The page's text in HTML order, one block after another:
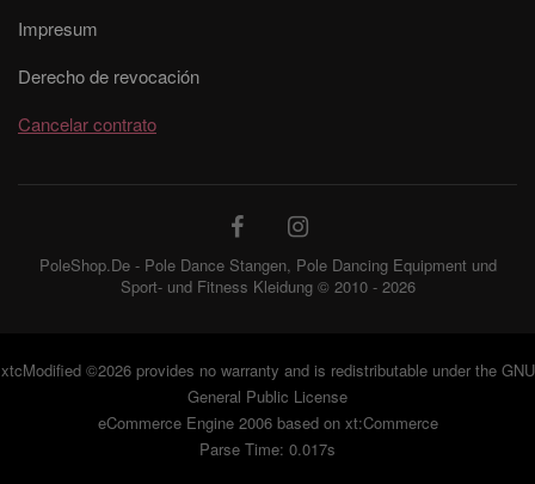
Impresum
Derecho de revocación
Cancelar contrato
PoleShop.De - Pole Dance Stangen, Pole Dancing Equipment und
Sport- und Fitness Kleidung © 2010 - 2026
xtcModified©2026 provides no warranty and is redistributable under the GNU
General Public License
eCommerce Engine 2006 based on xt:Commerce
Parse Time: 0.017s